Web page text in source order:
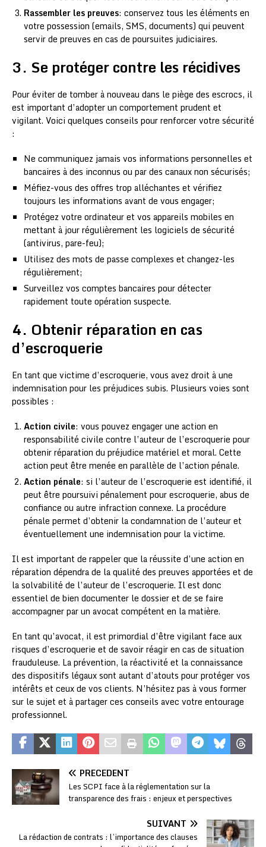
Rassembler les preuves: conservez tous les éléments en
votre possession (emails, SMS, documents) qui peuvent
servir de preuves en cas de poursuites judiciaires.
3. Se protéger contre les récidives
Pour éviter de tomber à nouveau dans le piège des escrocs, il
est important d’adopter un comportement prudent et
vigilant. Voici quelques conseils pour renforcer votre sécurité
:
Ne communiquez jamais vos informations personnelles et
bancaires à des inconnus ou par des canaux non sécurisés;
Méfiez-vous des offres trop alléchantes et vérifiez
toujours les informations avant de vous engager;
Protégez votre ordinateur et vos appareils mobiles en
mettant à jour régulièrement les logiciels de sécurité
(antivirus, pare-feu);
Utilisez des mots de passe complexes et changez-les
régulièrement;
Surveillez vos comptes bancaires pour détecter
rapidement toute opération suspecte.
4. Obtenir réparation en cas
d’escroquerie
En tant que victime d’escroquerie, vous avez droit à une
indemnisation pour les préjudices subis. Plusieurs voies sont
possibles :
Action civile: vous pouvez engager une action en
responsabilité civile contre l’auteur de l’escroquerie pour
obtenir réparation du préjudice matériel et moral. Cette
action peut être menée en parallèle de l’action pénale.
Action pénale: si l’auteur de l’escroquerie est identifié, il
peut être poursuivi pénalement pour escroquerie, abus de
confiance ou autre infraction connexe. La procédure
pénale permet d’obtenir la condamnation de l’auteur et
éventuellement une indemnisation pour la victime.
Il est important de rappeler que la réussite d’une action en
réparation dépendra de la qualité des preuves apportées et de
la solvabilité de l’auteur de l’escroquerie. Il est donc
essentiel de bien documenter le dossier et de se faire
accompagner par un avocat compétent en la matière.
En tant qu’avocat, il est primordial d’être vigilant face aux
risques d’escroquerie et de savoir réagir en cas de situation
frauduleuse. La prévention, la réactivité et la connaissance
des dispositifs légaux sont autant d’atouts pour protéger vos
intérêts et ceux de vos clients. N’hésitez pas à vous former
sur le sujet et à partager ces conseils avec votre entourage
professionnel.
PRÉCÉDENT
Les SCPI face à la réglementation sur la
transparence des frais : enjeux et perspectives
SUIVANT
La rédaction de contrats : l’importance des clauses